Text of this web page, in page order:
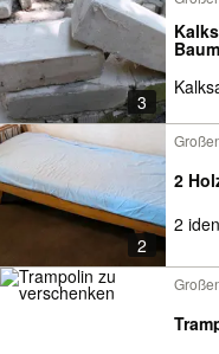
3
2
2
2